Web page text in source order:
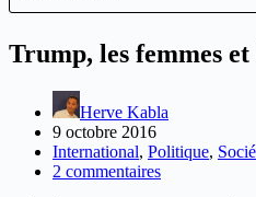
Trump, les femmes et
Herve Kabla
9 octobre 2016
International, Politique,
2 commentaires